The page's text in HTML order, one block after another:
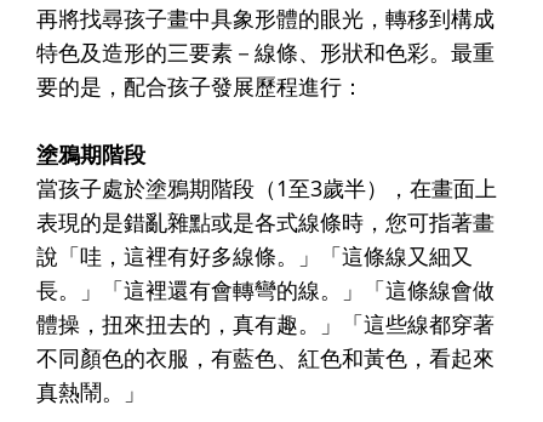
再將找尋孩子畫中具象形體的眼光，轉移到構成
特色及造形的三要素－線條、形狀和色彩。最重
要的是，配合孩子發展歷程進行：
塗鴉期階段
當孩子處於塗鴉期階段（1至3歲半），在畫面上
表現的是錯亂雜點或是各式線條時，您可指著畫
說「哇，這裡有好多線條。」「這條線又細又
長。」「這裡還有會轉彎的線。」「這條線會做
體操，扭來扭去的，真有趣。」「這些線都穿著
不同顏色的衣服，有藍色、紅色和黃色，看起來
真熱鬧。」